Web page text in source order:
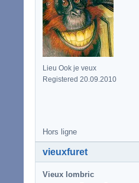
Lieu Ook je veux
Registered 20.09.2010
Hors ligne
vieuxfuret
Vieux lombric